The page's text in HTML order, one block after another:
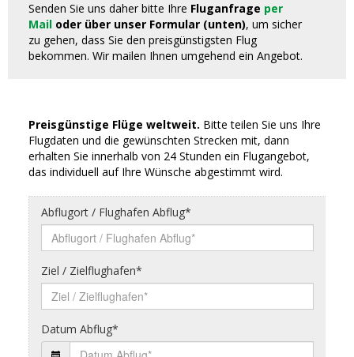
Senden Sie uns daher bitte Ihre Fluganfrage per
Mailoder über unser Formular (unten), um sicher
zu gehen, dass Sie den preisgünstigsten Flug
bekommen. Wir mailen Ihnen umgehend ein Angebot.
Preisgünstige Flüge weltweit. Bitte teilen Sie uns Ihre
Flugdaten und die gewünschten Strecken mit, dann
erhalten Sie innerhalb von 24 Stunden ein Flugangebot,
das individuell auf Ihre Wünsche abgestimmt wird.